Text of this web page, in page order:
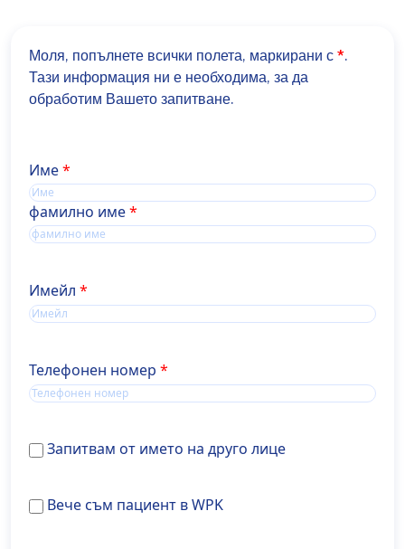
Моля, попълнете всички полета, маркирани с *.
Тази информация ни е необходима, за да
обработим Вашето запитване.
Име
Име
фамилно име
Имейл
Телефонен номер
Запитвам
на
Запитвам от името на друго лице
ВечеВече съм пациент в WPK